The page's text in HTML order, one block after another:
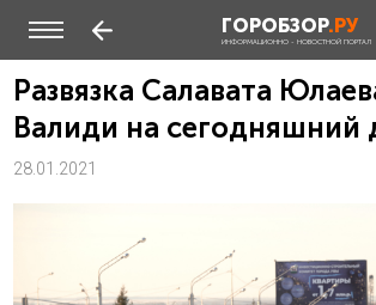
ГОРОБЗОР.РУ
ИНФОРМАЦИОННО - НОВОСТНОЙ ПОРТАЛ
Развязка Салавата
Валиди на сегодняшний
28.01.2021